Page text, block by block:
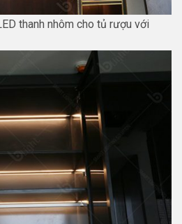
thanh nhôm cho tủ rượu với